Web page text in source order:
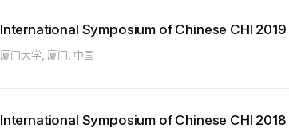
International Symposium of Chinese CHI 2019
厦门大学, 厦门, 中国
International Symposium of Chinese CHI 2018